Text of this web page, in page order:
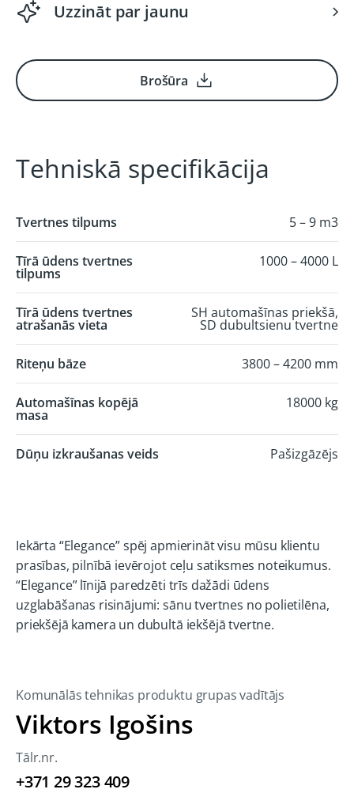
Uzzināt par jaunu
Brošūra
Tehniskā specifikācija
Tvertnes tilpums 5 – 9 m3
Tīrā ūdens tvertnes
tilpums
1000 – 4000 L
Tīrā ūdens tvertnes
atrašanās vieta
SH automašīnas priekšā,
SD dubultsienu tvertne
Riteņu bāze 3800 – 4200 mm
Automašīnas kopējā
masa
18000 kg
Dūņu izkraušanas veids Pašizgāzējs
Iekārta “Elegance” spēj apmierināt visu mūsu klientu
prasības, pilnībā ievērojot ceļu satiksmes noteikumus.
“Elegance” līnijā paredzēti trīs dažādi ūdens
uzglabāšanas risinājumi: sānu tvertnes no polietilēna,
priekšējā kamera un dubultā iekšējā tvertne.
Komunālās tehnikas produktu grupas vadītājs
Viktors Igošins
Tālr.nr.
+371 29 323 409